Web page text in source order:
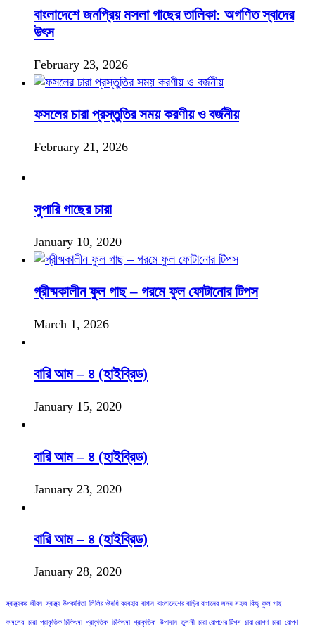
বাংলাদেশে জনপ্রিয় মসলা গাছের তালিকা: অগণিত স্বাদের
উৎস
February 23, 2026
ফসলের চারা প্রস্তুতির সময় করণীয় ও বর্জনীয়
February 21, 2026
সুপারি গাছের চারা
January 10, 2020
গ্রীষ্মকালীন ফুল গাছ – গরমে ফুল ফোটানোর টিপস
March 1, 2026
বারি আম – ৪ (হাইব্রিড)
January 15, 2020
বারি আম – ৪ (হাইব্রিড)
January 23, 2020
বারি আম – ৪ (হাইব্রিড)
January 28, 2020
স্বাস্থ্যকর জীবন স্বাস্থ্য উপকারিতা লিলির ঔষধি ব্যবহার বাগান বাংলাদেশের বাড়ির বাগানের জন্য সহজ কিছু ফুল গাছ
ফসলের_চারা প্রাকৃতিক চিকিৎসা প্রাকৃতিক_চিকিৎসা প্রাকৃতিক_উপাদান তুলসী চারা রোপণের টিপস চারা রোপণ চারা_রোপণ